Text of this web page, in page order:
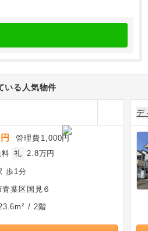
いる人気物件
管理費 1,000円
料 礼 2.8万円
歩1分
青葉区国見６
/ 2階
デ